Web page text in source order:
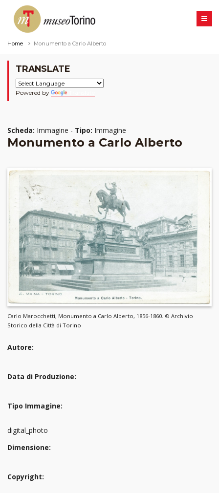
Home Monumento a Carlo Alberto
TRANSLATE
Powered by
Scheda: Immagine - Tipo: Immagine
Monumento a Carlo Alberto
Carlo Marocchetti, Monumento a Carlo Alberto, 1856-1860. © Archivio
Storico della Città di Torino
Autore:
Data di Produzione:
Tipo Immagine:
digital_photo
Dimensione:
Copyright: